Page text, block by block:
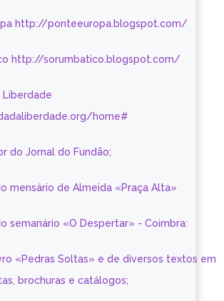
http://ponteeuropa.blogspot.com/
http://sorumbatico.blogspot.com/
Liberdade
home#
do Jornal do Fundão;
mensário de Almeida «Praça Alta»
semanário «O Despertar» - Coimbra:
«Pedras Soltas» e de diversos textos em
brochuras e catálogos;